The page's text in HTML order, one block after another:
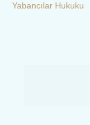
Yabancılar Hukuku